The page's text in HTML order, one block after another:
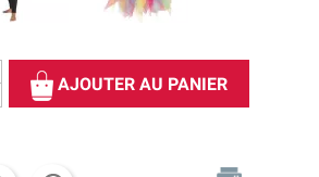
AJOUTER AU PANIER